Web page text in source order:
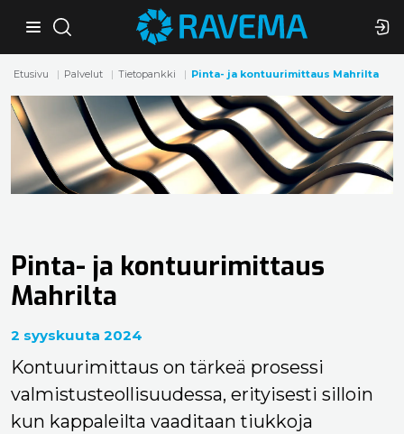
Etusivu Palvelut Tietopankki Pinta- ja kontuurimittaus Mahrilta
Pinta- ja kontuurimittaus
Mahrilta
2 syyskuuta 2024
Kontuurimittaus on tärkeä prosessi
valmistusteollisuudessa, erityisesti silloin
kun kappaleilta vaaditaan tiukkoja